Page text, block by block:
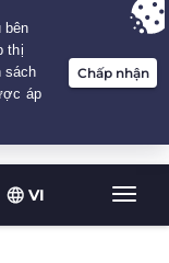
VI
đổi
years at $